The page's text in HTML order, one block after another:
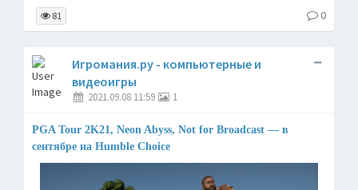
81 0
Игромания.ру - компьютерные и
видеоигры
2021.09.08 11:59 1
PGA Tour 2K21, Neon Abyss, Not for Broadcast — в
сентябре на Humble Choice